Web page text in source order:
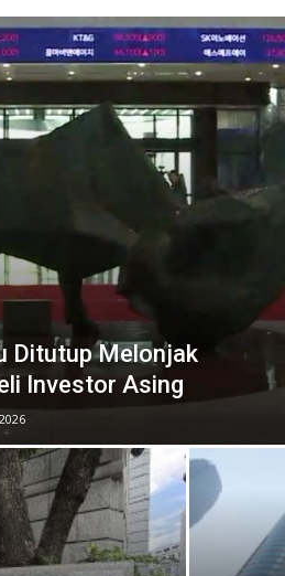
Ditutup Melonjak
Investor Asing